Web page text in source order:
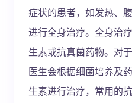
症状的患者，如发热、
进行全身治疗。全身治
生素或抗真菌药物。对
医生会根据细菌培养及
生素进行治疗，常用的